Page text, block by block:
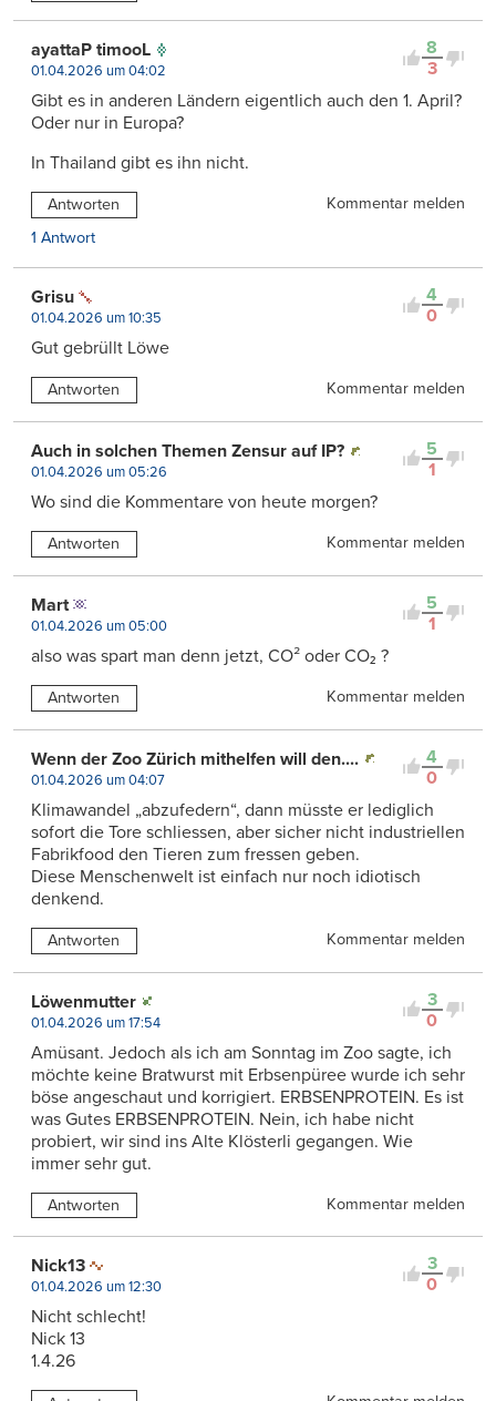
8
3
ayattaP timooL
01.04.2026 um 04:02
Gibt es in anderen Ländern eigentlich auch den 1. April?
Oder nur in Europa?
In Thailand gibt es ihn nicht.
Antworten
Kommentar melden
1 Antwort
4
0
Grisu
01.04.2026 um 10:35
Gut gebrüllt Löwe
Antworten Kommentar melden
5
1
Auch in solchen Themen Zensur auf IP?
01.04.2026 um 05:26
Wo sind die Kommentare von heute morgen?
Antworten Kommentar melden
5
1
Mart
01.04.2026 um 05:00
also was spart man denn jetzt, CO² oder CO₂ ?
Antworten Kommentar melden
4
0
Wenn der Zoo Zürich mithelfen will den....
01.04.2026 um 04:07
Klimawandel „abzufedern“, dann müsste er lediglich
sofort die Tore schliessen, aber sicher nicht industriellen
Fabrikfood den Tieren zum fressen geben.
Diese Menschenwelt ist einfach nur noch idiotisch
denkend.
Antworten Kommentar melden
3
0
Löwenmutter
01.04.2026 um 17:54
Amüsant. Jedoch als ich am Sonntag im Zoo sagte, ich
möchte keine Bratwurst mit Erbsenpüree wurde ich sehr
böse angeschaut und korrigiert. ERBSENPROTEIN. Es ist
was Gutes ERBSENPROTEIN. Nein, ich habe nicht
probiert, wir sind ins Alte Klösterli gegangen. Wie
immer sehr gut.
Antworten Kommentar melden
3
0
Nick13
01.04.2026 um 12:30
Nicht schlecht!
Nick 13
1.4.26